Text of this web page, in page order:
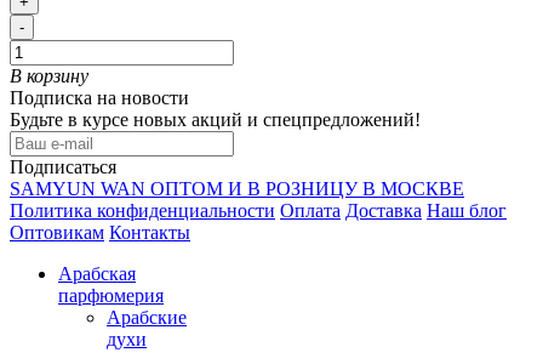
-
В корзину
Подписка на новости
Будьте в курсе новых акций и спецпредложений!
Подписаться
SAMYUN WAN ОПТОМ И В РОЗНИЦУ В МОСКВЕ
Политика конфиденциальности Оплата Доставка Наш блог
Оптовикам Контакты
Арабская
парфюмерия
Арабские
духи